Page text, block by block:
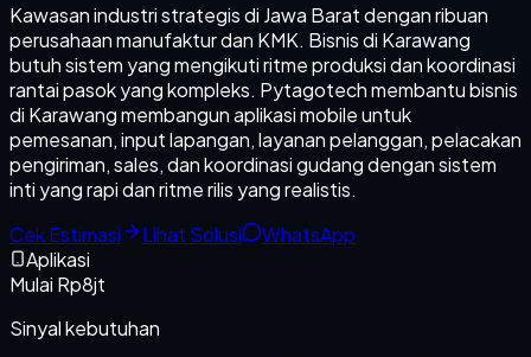
Kawasan industri strategis di Jawa Barat dengan ribuan
perusahaan manufaktur dan KMK. Bisnis di Karawang
butuh sistem yang mengikuti ritme produksi dan koordinasi
rantai pasok yang kompleks. Pytagotech membantu bisnis
di Karawang membangun aplikasi mobile untuk
pemesanan, input lapangan, layanan pelanggan, pelacakan
pengiriman, sales, dan koordinasi gudang dengan sistem
inti yang rapi dan ritme rilis yang realistis.
Cek Estimasi
Lihat Solusi
WhatsApp
Aplikasi
Mulai Rp8jt
Sinyal kebutuhan